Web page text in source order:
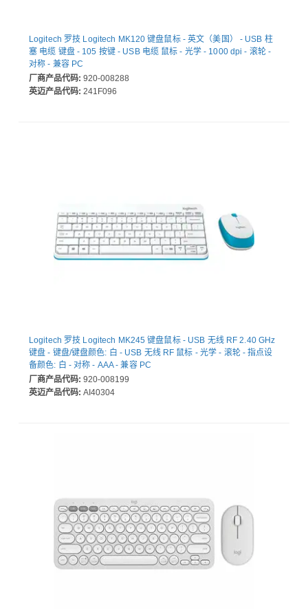
Logitech 罗技 Logitech MK120 键盘鼠标 - 英文（美国） - USB 柱
塞 电缆 键盘 - 105 按键 - USB 电缆 鼠标 - 光学 - 1000 dpi - 滚轮 -
对称 - 兼容 PC
厂商产品代码: 920-008288
英迈产品代码: 241F096
Logitech 罗技 Logitech MK245 键盘鼠标 - USB 无线 RF 2.40 GHz
键盘 - 键盘/键盘颜色: 白 - USB 无线 RF 鼠标 - 光学 - 滚轮 - 指点设
备颜色: 白 - 对称 - AAA - 兼容 PC
厂商产品代码: 920-008199
英迈产品代码: AI40304